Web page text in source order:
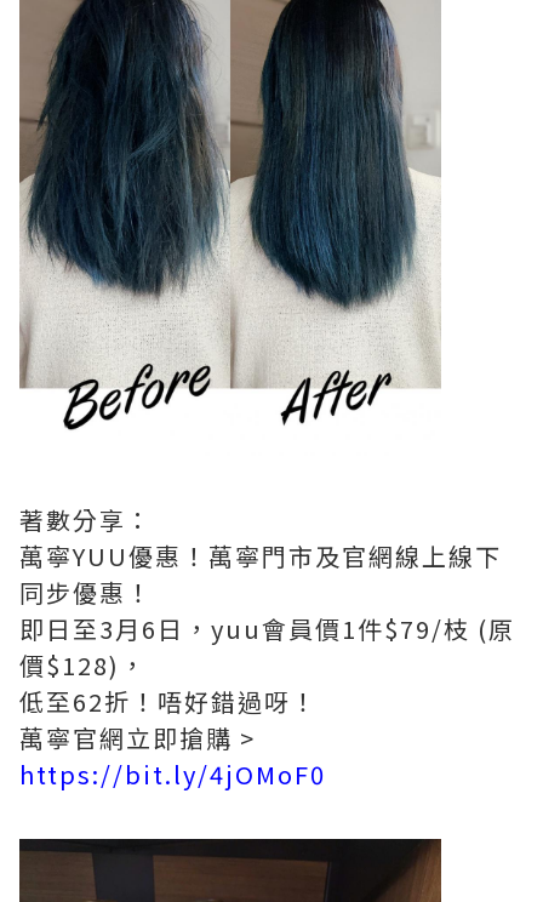
著數分享：
萬寧YUU優惠！萬寧門市及官網線上線下
同步優惠！
即日至3月6日，yuu會員價1件$79/枝 (原
價$128)，
低至62折！唔好錯過呀！
萬寧官網立即搶購 >
https://bit.ly/4jOMoF0